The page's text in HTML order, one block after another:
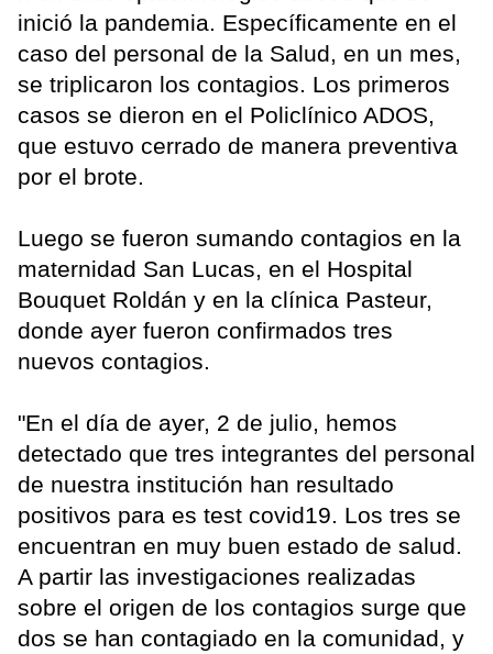
inició la pandemia. Específicamente en el
caso del personal de la Salud, en un mes,
se triplicaron los contagios. Los primeros
casos se dieron en el Policlínico ADOS,
que estuvo cerrado de manera preventiva
por el brote.
Luego se fueron sumando contagios en la
maternidad San Lucas, en el Hospital
Bouquet Roldán y en la clínica Pasteur,
donde ayer fueron confirmados tres
nuevos contagios.
"En el día de ayer, 2 de julio, hemos
detectado que tres integrantes del personal
de nuestra institución han resultado
positivos para es test covid19. Los tres se
encuentran en muy buen estado de salud.
A partir las investigaciones realizadas
sobre el origen de los contagios surge que
dos se han contagiado en la comunidad, y